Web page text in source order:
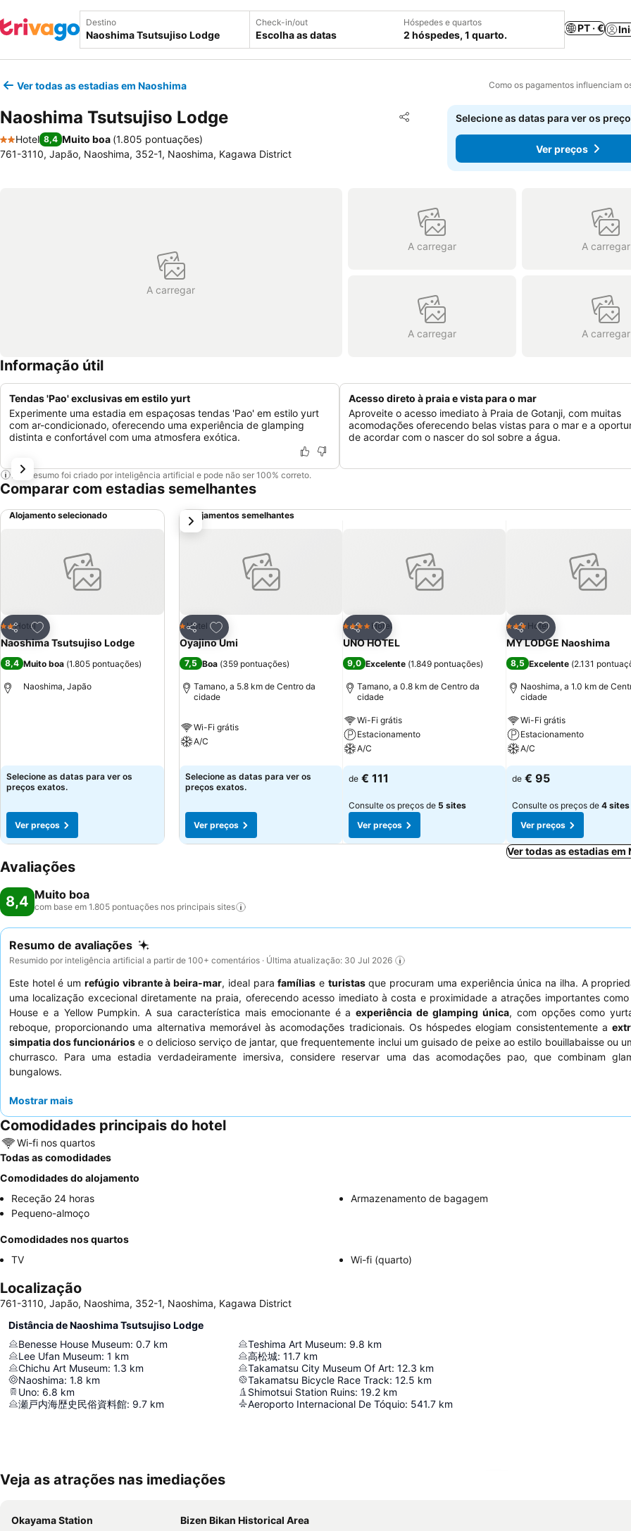
Destino Check-in/out
Escolha as datas
Hóspedes e quartos
2 hóspedes, 1 quarto.
PT · €
Ver todas as estadias em Naoshima Como os pagamentos influenciam
Naoshima Tsutsujiso Lodge Partilhar
Adicionar aos favoritos
2 Estrelas
Hotel 8,4 Muito boa (1.805 pontuações)
761-3110, Japão, Naoshima, 352-1, Naoshima, Kagawa District
Selecione as datas para ver os
Ver preços
A carregar
A carregar A carregar
A carregar A carregar
Informação útil
Tendas 'Pao' exclusivas em estilo yurt
Experimente uma estadia em espaçosas tendas 'Pao' em estilo yurt
com ar-condicionado, oferecendo uma experiência de glamping
distinta e confortável com uma atmosfera exótica.
Acesso direto à praia e vista para o mar
Aproveite o acesso imediato à Praia de Gotanji, com muitas
acomodações oferecendo belas vistas para o mar e a
de acordar com o nascer do sol sobre a água.
Este resumo foi criado por inteligência artificial e pode não ser 100% correto.
Comparar com estadias semelhantes
Alojamento selecionado
Partilhar
Adicionar aos favoritos
2 Estrelas
Hotel
Naoshima Tsutsujiso Lodge
8,4 Muito boa (1.805 pontuações)
Naoshima, Japão
Selecione as datas para ver os
preços exatos.
Ver preços
Alojamentos semelhantes
Partilhar
Adicionar aos favoritos
1 Estrelas
Hotel
Oyajino Umi
7,5 Boa (359 pontuações)
Tamano, a 5.8 km de Centro da
cidade
Wi-Fi grátis
A/C
Selecione as datas para ver os
preços exatos.
Ver preços
Partilhar
Adicionar aos favoritos
4 EstrelasHotel
UNO HOTEL
9,0 Excelente (1.849 pontuações)
Tamano, a 0.8 km de Centro da
cidade
Wi-Fi grátis
Estacionamento
A/C
de € 111
Consulte os preços de 5 sites
Ver preços
Partilhar
Adicionar aos
3 Estrelas
Hotel
MY LODGE Naoshima
8,5 Excelente (2.131
Naoshima, a 1.0 km de
cidade
Wi-Fi grátis
Estacionamento
A/C
de € 95
Consulte os preços de 4 sites
Ver preços
próximo
Ver todas as estadias em
Avaliações
8,4 Muito boa
com base em 1.805 pontuações nos principais sites
Resumo de avaliações
Resumido por inteligência artificial a partir de 100+ comentários · Última atualização: 30 Jul 2026
Este hotel é um refúgio vibrante à beira-mar, ideal parafamílias e turistasque procuram uma experiência única na ilha. A
uma localização excecional diretamente na praia, oferecendo acesso imediato à costa e proximidade a atrações importantes como
House e a Yellow Pumpkin. A sua característica mais emocionante é aexperiência de glamping única, com opções como
reboque, proporcionando uma alternativa memorável às acomodações tradicionais. Os hóspedes elogiam consistentemente a
simpatia dos funcionários e o delicioso serviço de jantar, que frequentemente inclui um guisado de peixe ao estilo bouillabaisse ou
churrasco. Para uma estadia verdadeiramente imersiva, considere reservar uma das acomodações pao, que combinam
bungalows.
Mostrar mais
Comodidades principais do hotel
Wi-fi nos quartos
Todas as comodidades
Comodidades do alojamento
Receção 24 horas
Armazenamento de bagagem
Pequeno-almoço
Comodidades nos quartos
TV
Wi-fi (quarto)
Localização
761-3110, Japão, Naoshima, 352-1, Naoshima, Kagawa District
Distância de Naoshima Tsutsujiso Lodge
Benesse House Museum: 0.7 km
Lee Ufan Museum: 1 km
Chichu Art Museum: 1.3 km
Naoshima: 1.8 km
Uno: 6.8 km
瀬戸内海歴史民俗資料館: 9.7 km
Teshima Art Museum: 9.8 km
高松城: 11.7 km
Takamatsu City Museum Of Art: 12.3 km
Takamatsu Bicycle Race Track: 12.5 km
Shimotsui Station Ruins: 19.2 km
Aeroporto Internacional De Tóquio: 541.7 km
Veja as atrações nas imediações
Okayama Station Bizen Bikan Historical Area